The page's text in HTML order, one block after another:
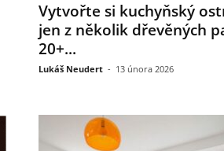
Vytvořte si kuchyňský
jen z několik dřevěných
20+...
Lukáš Neudert - 13 února 2026